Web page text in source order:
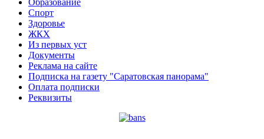
Спорт
Здоровье
ЖКХ
Из пеpвых уст
Документы
Реклама на сайте
Подписка на газету "Саратовская панорама"
Оплата подписки
Реквизиты